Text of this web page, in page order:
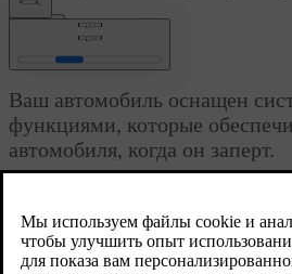
Защита от угона
Ваш автомобиль оснащен
функциями, которые
автомобиля, когда он заперт.
отключаются, либо включаются,
от угона.